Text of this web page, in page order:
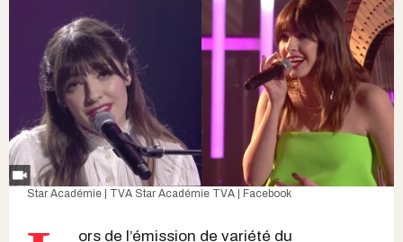
Star Académie | TVA Star Académie TVA | Facebook
ors de l’émission de variété du